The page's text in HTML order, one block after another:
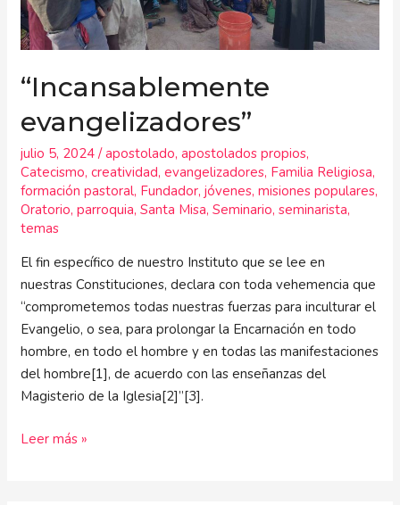
“Incansablemente
evangelizadores”
julio 5, 2024/apostolado,apostolados propios,
Catecismo,creatividad,evangelizadores, Familia Religiosa,
formación pastoral, Fundador,jóvenes,misiones populares,
Oratorio,parroquia,Santa Misa,Seminario,seminarista,
temas
El fin específico de nuestro Instituto que se lee en
nuestras Constituciones, declara con toda vehemencia que
“comprometemos todas nuestras fuerzas para inculturar el
Evangelio, o sea, para prolongar la Encarnación en todo
hombre, en todo el hombre y en todas las manifestaciones
del hombre[1], de acuerdo con las enseñanzas del
Magisterio de la Iglesia[2]”[3].
Leer más »